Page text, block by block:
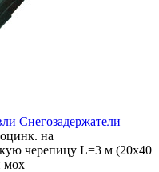
Снегозадержатели
на
черепицу L=3 м (20х40
мох